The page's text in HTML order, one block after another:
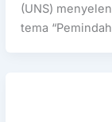
(UNS)
tema